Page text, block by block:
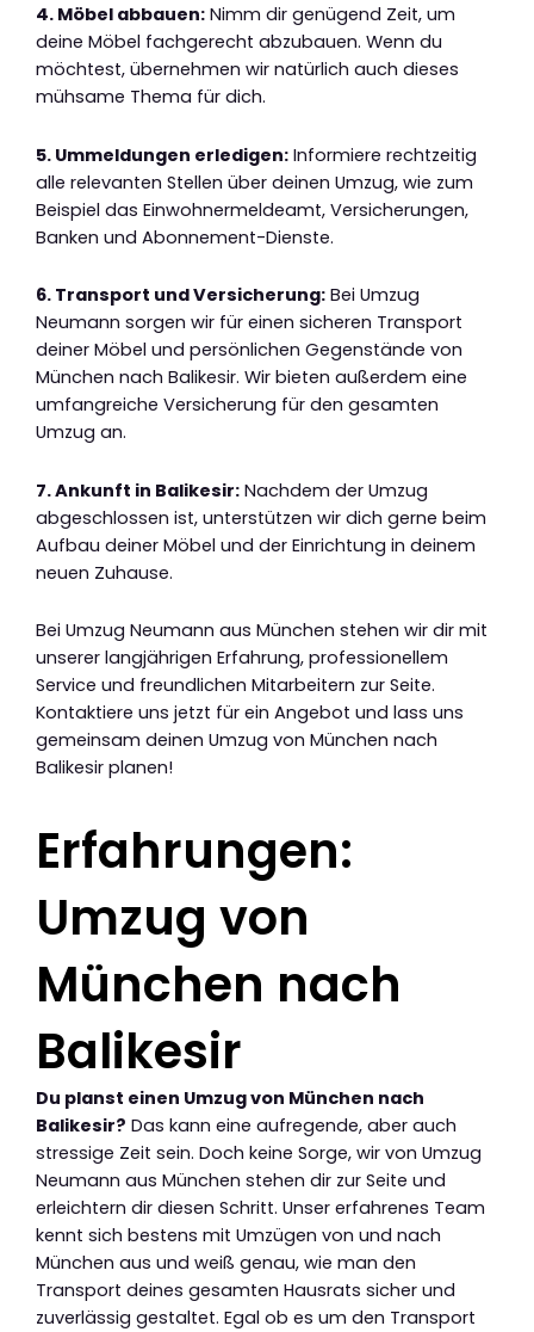
4. Möbel abbauen: Nimm dir genügend Zeit, um
deine Möbel fachgerecht abzubauen. Wenn du
möchtest, übernehmen wir natürlich auch dieses
mühsame Thema für dich.
5. Ummeldungen erledigen: Informiere rechtzeitig
alle relevanten Stellen über deinen Umzug, wie zum
Beispiel das Einwohnermeldeamt, Versicherungen,
Banken und Abonnement-Dienste.
6. Transport und Versicherung: Bei Umzug
Neumann sorgen wir für einen sicheren Transport
deiner Möbel und persönlichen Gegenstände von
München nach Balikesir. Wir bieten außerdem eine
umfangreiche Versicherung für den gesamten
Umzug an.
7. Ankunft in Balikesir: Nachdem der Umzug
abgeschlossen ist, unterstützen wir dich gerne beim
Aufbau deiner Möbel und der Einrichtung in deinem
neuen Zuhause.
Bei Umzug Neumann aus München stehen wir dir mit
unserer langjährigen Erfahrung, professionellem
Service und freundlichen Mitarbeitern zur Seite.
Kontaktiere uns jetzt für ein Angebot und lass uns
gemeinsam deinen Umzug von München nach
Balikesir planen!
Erfahrungen:
Umzug von
München nach
Balikesir
Du planst einen Umzug von München nach
Balikesir? Das kann eine aufregende, aber auch
stressige Zeit sein. Doch keine Sorge, wir von Umzug
Neumann aus München stehen dir zur Seite und
erleichtern dir diesen Schritt. Unser erfahrenes Team
kennt sich bestens mit Umzügen von und nach
München aus und weiß genau, wie man den
Transport deines gesamten Hausrats sicher und
zuverlässig gestaltet. Egal ob es um den Transport